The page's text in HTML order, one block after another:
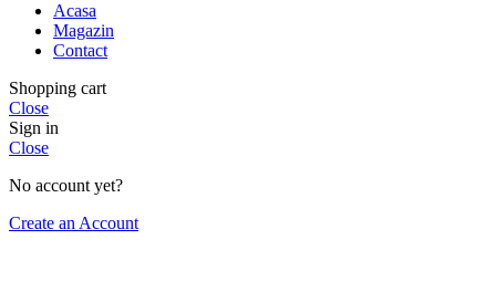
Acasa
Magazin
Contact
Shopping cart
Close
Sign in
Close
No account yet?
Create an Account